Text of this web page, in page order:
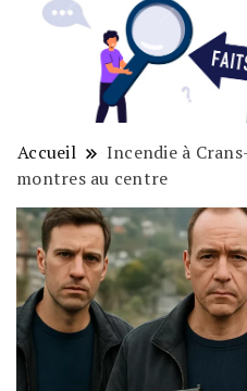
Accueil
Incendie à
montres au centre